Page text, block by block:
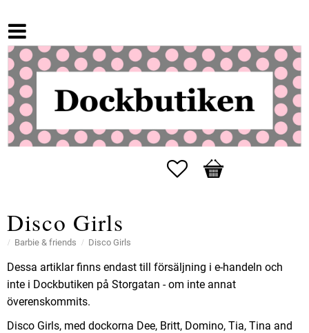
Favorites
Basket
Disco Girls
Barbie & friends Disco Girls
Dessa artiklar finns endast till försäljning i e-handeln och
inte i Dockbutiken på Storgatan - om inte annat
överenskommits.
Disco Girls, med dockorna Dee, Britt, Domino, Tia, Tina and